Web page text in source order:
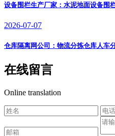
设备围栏生产厂家：水泥地面设备围
2026-07-07
仓库隔离网公司：物流分拣仓库人车
在线留言
Online translation